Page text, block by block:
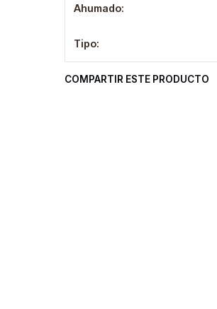
Ahumado:
Tipo:
COMPARTIR ESTE PRODUCTO